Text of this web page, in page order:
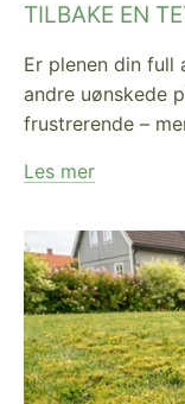
TILBAKE EN
Er plenen din full
andre uønskede
frustrerende –
Les mer